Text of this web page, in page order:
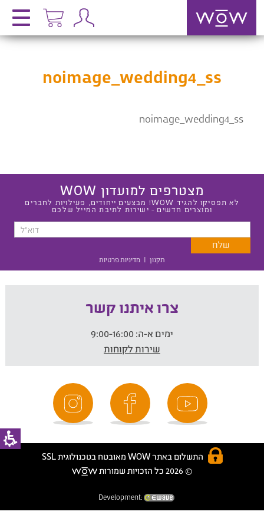
noimage_wedding4_ss
noimage_wedding4_ss
מצטרפים למועדון WOW
לא תפסיקו להגיד WOW! מבצעים ייחודים, פעילויות לחברים
ומוצרים חדשים - ישירות לתיבת המייל שלכם
תקנון | מדיניות פרטיות
צרו איתנו קשר
ימים א-ה:
שירות לקוחות
התשלום באתר WOW מאובטח בטכנולוגית SSL
© 2026 כל הזכויות שמורות
Development: